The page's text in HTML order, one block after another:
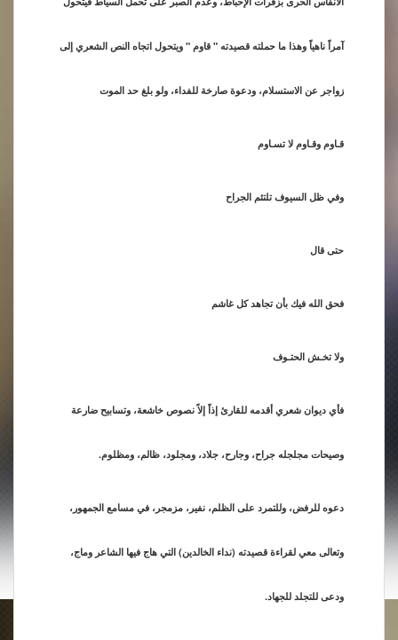
آمراً ناهياً وهذا ما حملته قصيدته " قاوم " ويتحول اتجاه النص الشعري إلى
زواجر عن الاستسلام، ودعوة صارخة للفداء، ولو بلغ حد الموت
قـاوم وقـاوم لا تسـاوم
وفي ظل السيوف تلتئم الجراح
حتى قال
فحق الله فيك بأن تجاهد كل غاشم
ولا تخـش الحتـوف
فأي ديوان شعري أقدمه للقارئ إذاً إلاً نصوص خاشعة، وتسابيح ضارعة
وصيحات مجلجله جراح، وجارح، جلاد، ومجلود، ظالم، ومظلوم.
دعوه للرفض، وللتمرد على الظلم، نفير، مزمجر، في مسامع الجمهور،
وتعالى معي لقراءة قصيدته (نداء الخالدين) التي هاج فيها الشاعر وماج،
ودعى للتجلد للجهاد.